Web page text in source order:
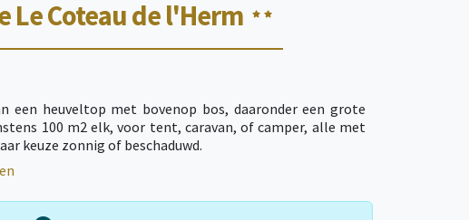
Le Coteau de l'Herm
een heuveltop met bovenop bos, daaronder een grote
100 m2 elk, voor tent, caravan, of camper, alle met
keuze zonnig of beschaduwd.